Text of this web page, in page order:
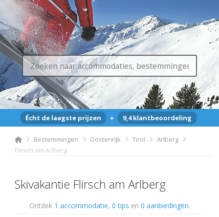
Écht de laagste prijzen + 9,4 klantbeoordeling
Bestemmingen Oostenrijk Tirol
Arlberg
Flirsch am Arlberg
Skivakantie Flirsch am Arlberg
Ontdek 1 accommodatie, 0 tips en 0 aanbiedingen.